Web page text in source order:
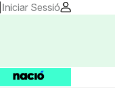
Iniciar Sessió